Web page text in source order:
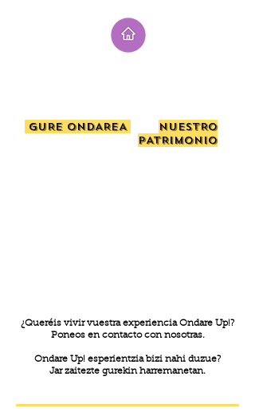
NUESTRO
PATRIMONIO
GURE ONDAREA
¿Queréis vivir vuestra experiencia Ondare Up!?
Poneos en contacto con nosotras.
Ondare Up! esperientzia bizi nahi duzue?
Jar zaitezte gurekin harremanetan.